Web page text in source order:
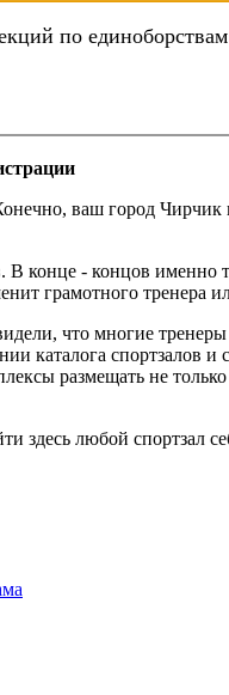
по единоборствам
ваш город Чирчик
конце - концов
грамотного тренера
что многие
каталога спортзалов
размещать не
здесь любой спортзал